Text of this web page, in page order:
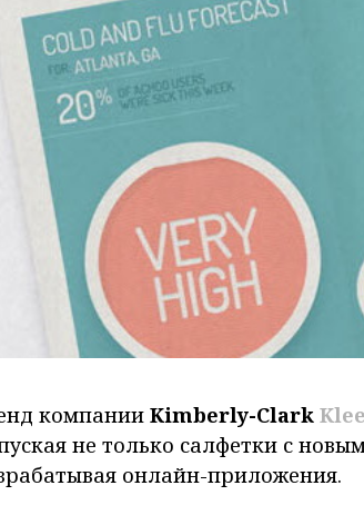
компании Kimberly-Clark
не только салфетки с
онлайн-приложения.